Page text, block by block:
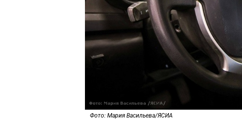
Фото: Мария Васильева/ЯСИА